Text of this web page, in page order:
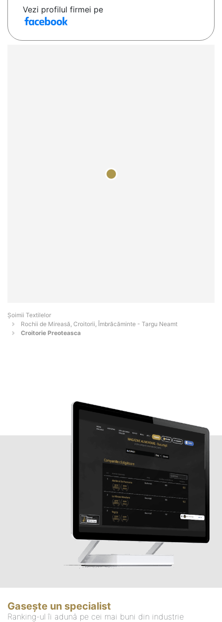
Vezi profilul firmei pe
Șoimii Textilelor
Rochii de Mireasă, Croitorii, Îmbrăcăminte - Targu Neamt
Croitorie Preoteasca
Gasește un specialist
Ranking-ul îi adună pe cei mai buni din industrie